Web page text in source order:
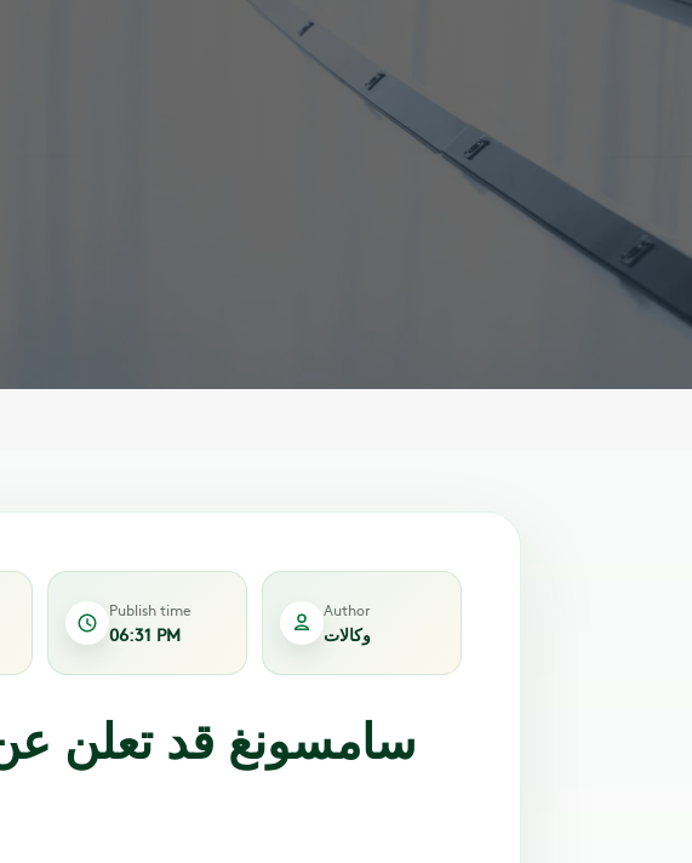
Publish time
06:31 PM
Author
وكالات